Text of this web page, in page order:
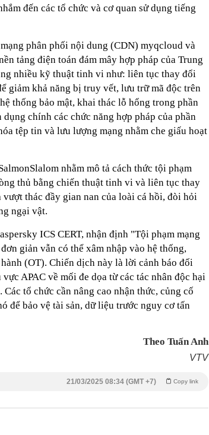
đến các tổ chức và cơ quan sử dụng tiếng
phân phối nội dung (CDN) myqcloud và
tảng điện toán đám mây hợp pháp của Trung
nhiều kỹ thuật tinh vi như: liên tục thay đổi
giảm khả năng bị truy vết, lưu trữ mã độc trên
thống bảo mật, khai thác lỗ hổng trong phần
chính các chức năng hợp pháp của phần
tệp tin và lưu lượng mạng nhằm che giấu hoạt
nhằm mô tả cách thức tội phạm
thủ bằng chiến thuật tinh vi và liên tục thay
thác đầy gian nan của loài cá hồi, đòi hỏi
ngại vật.
ICS CERT, nhận định "Tội phạm mạng
giản vẫn có thể xâm nhập vào hệ thống,
(OT). Chiến dịch này là lời cảnh báo đối
APAC về mối đe dọa từ các tác nhân độc hại
tổ chức cần nâng cao nhận thức, củng cố
để bảo vệ tài sản, dữ liệu trước nguy cơ tấn
Theo Tuấn Anh
VTV
Copy link
21/03/2025 08:34 (GMT +7)